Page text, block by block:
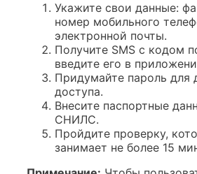
Укажите свои данные:
номер мобильного
электронной почты.
Получите SMS с кодом
введите его в
Придумайте пароль для
доступа.
Внесите паспортные
СНИЛС.
Пройдите проверку,
занимает не более 15